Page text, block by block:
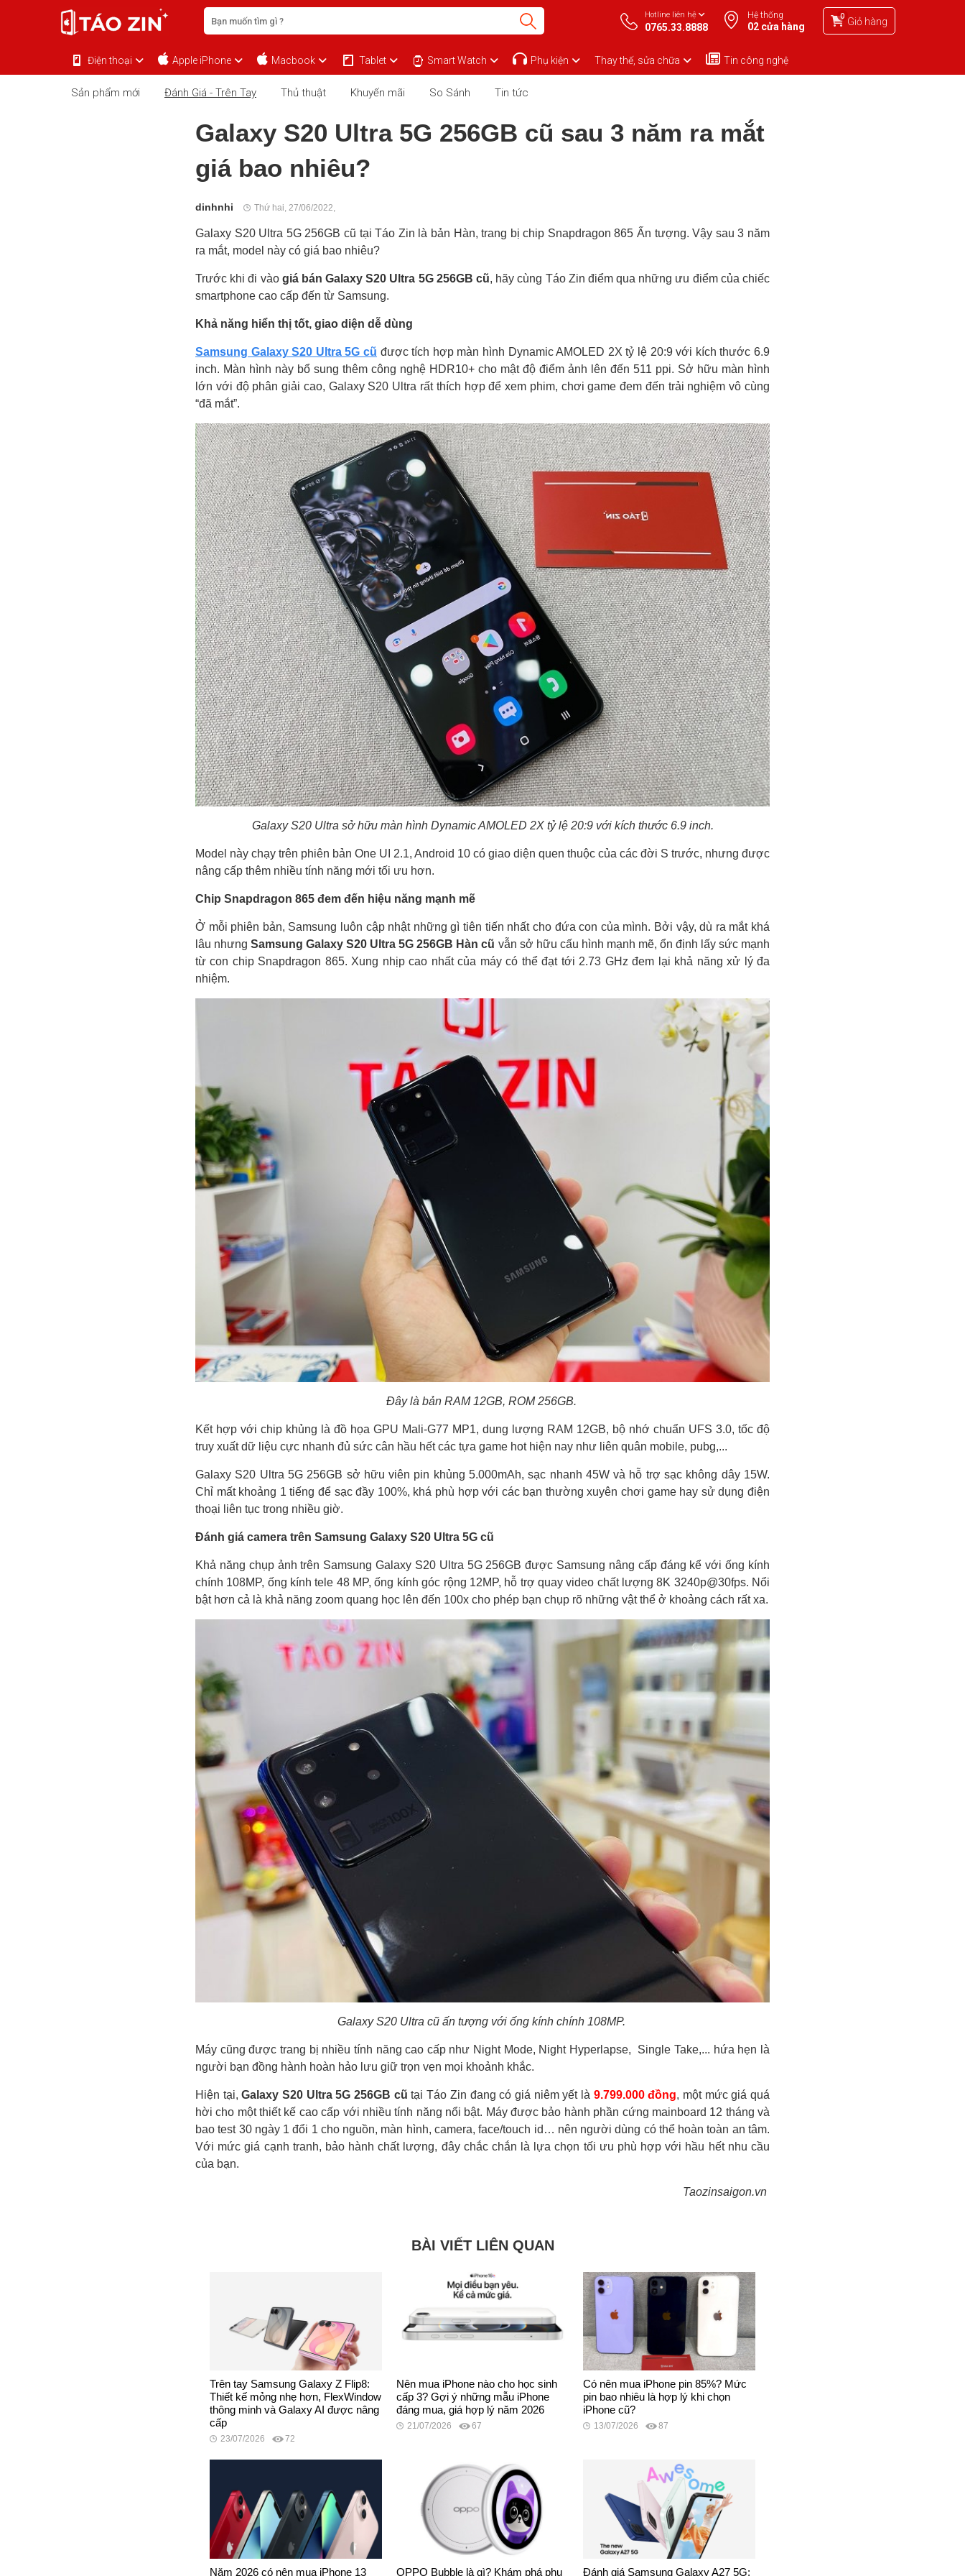
0
Giỏ hàng
Hệ thống
02 cửa hàng
Hotline liên hệ
0765.33.8888
Điện thoại Apple iPhone Macbook Tablet Smart Watch Phụ kiện Thay thế, sửa chữa Tin công nghệ
Sản phẩm mới Đánh Giá - Trên Tay Thủ thuật Khuyến mãi So Sánh Tin tức
Galaxy S20 Ultra 5G 256GB cũ sau 3 năm ra mắt
giá bao nhiêu?
dinhnhi Thứ hai, 27/06/2022,
Galaxy S20 Ultra 5G 256GB cũ tại Táo Zin là bản Hàn, trang bị chip Snapdragon 865 Ấn tượng. Vậy sau 3 năm
ra mắt, model này có giá bao nhiêu?
Trước khi đi vào giá bán Galaxy S20 Ultra 5G 256GB cũ, hãy cùng Táo Zin điểm qua những ưu điểm của chiếc
smartphone cao cấp đến từ Samsung.
Khả năng hiển thị tốt, giao diện dễ dùng
Samsung Galaxy S20 Ultra 5G cũ được tích hợp màn hình Dynamic AMOLED 2X tỷ lệ 20:9 với kích thước 6.9
inch. Màn hình này bổ sung thêm công nghệ HDR10+ cho mật độ điểm ảnh lên đến 511 ppi. Sở hữu màn hình
lớn với độ phân giải cao, Galaxy S20 Ultra rất thích hợp để xem phim, chơi game đem đến trải nghiệm vô cùng
“đã mắt”.
Galaxy S20 Ultra sở hữu màn hình Dynamic AMOLED 2X tỷ lệ 20:9 với kích thước 6.9 inch.
Model này chạy trên phiên bản One UI 2.1, Android 10 có giao diện quen thuộc của các đời S trước, nhưng được
nâng cấp thêm nhiều tính năng mới tối ưu hơn.
Chip Snapdragon 865 đem đến hiệu năng mạnh mẽ
Ở mỗi phiên bản, Samsung luôn cập nhật những gì tiên tiến nhất cho đứa con của mình. Bởi vậy, dù ra mắt khá
lâu nhưngSamsung Galaxy S20 Ultra 5G 256GB Hàn cũ vẫn sở hữu cấu hình mạnh mẽ, ổn định lấy sức mạnh
từ con chip Snapdragon 865. Xung nhịp cao nhất của máy có thể đạt tới 2.73 GHz đem lại khả năng xử lý đa
nhiệm.
Đây là bản RAM 12GB, ROM 256GB.
Kết hợp với chip khủng là đồ họa GPU Mali-G77 MP1, dung lượng RAM 12GB, bộ nhớ chuẩn UFS 3.0, tốc độ
truy xuất dữ liệu cực nhanh đủ sức cân hầu hết các tựa game hot hiện nay như liên quân mobile, pubg,...
Galaxy S20 Ultra 5G 256GB sở hữu viên pin khủng 5.000mAh, sạc nhanh 45W và hỗ trợ sạc không dây 15W.
Chỉ mất khoảng 1 tiếng để sạc đầy 100%, khá phù hợp với các bạn thường xuyên chơi game hay sử dụng điện
thoại liên tục trong nhiều giờ.
Đánh giá camera trên Samsung Galaxy S20 Ultra 5G cũ
Khả năng chụp ảnh trên Samsung Galaxy S20 Ultra 5G 256GB được Samsung nâng cấp đáng kể với ống kính
chính 108MP, ống kính tele 48 MP, ống kính góc rộng 12MP, hỗ trợ quay video chất lượng 8K 3240p@30fps. Nổi
bật hơn cả là khả năng zoom quang học lên đến 100x cho phép bạn chụp rõ những vật thể ở khoảng cách rất xa.
Galaxy S20 Ultra cũ ấn tượng với ống kính chính 108MP.
Máy cũng được trang bị nhiều tính năng cao cấp như Night Mode, Night Hyperlapse, Single Take,... hứa hẹn là
người bạn đồng hành hoàn hảo lưu giữ trọn vẹn mọi khoảnh khắc.
Hiện tại, Galaxy S20 Ultra 5G 256GB cũ tại Táo Zin đang có giá niêm yết là 9.799.000 đồng, một mức giá quá
hời cho một thiết kế cao cấp với nhiều tính năng nổi bật. Máy được bảo hành phần cứng mainboard 12 tháng và
bao test 30 ngày 1 đổi 1 cho nguồn, màn hình, camera, face/touch id… nên người dùng có thể hoàn toàn an tâm.
Với mức giá cạnh tranh, bảo hành chất lượng, đây chắc chắn là lựa chọn tối ưu phù hợp với hầu hết nhu cầu
của bạn.
Taozinsaigon.vn
BÀI VIẾT LIÊN QUAN
Trên tay Samsung Galaxy Z Flip8:
Thiết kế mỏng nhẹ hơn, FlexWindow
thông minh và Galaxy AI được nâng
cấp
23/07/2026 72
Nên mua iPhone nào cho học sinh
cấp 3? Gợi ý những mẫu iPhone
đáng mua, giá hợp lý năm 2026
21/07/2026 67
Có nên mua iPhone pin 85%? Mức
pin bao nhiêu là hợp lý khi chọn
iPhone cũ?
13/07/2026 87
Năm 2026 có nên mua iPhone 13 OPPO Bubble là gì? Khám phá phụ Đánh giá Samsung Galaxy A27 5G: